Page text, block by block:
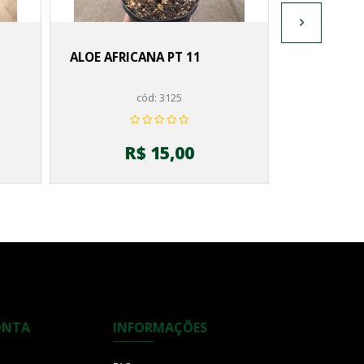
ALOE AFRICANA PT 11
cód: 3125
R$ 15,00
INFORMAÇÕES